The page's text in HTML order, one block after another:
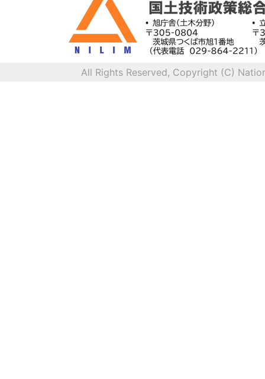
All Rights Reserved, Copyright (C)